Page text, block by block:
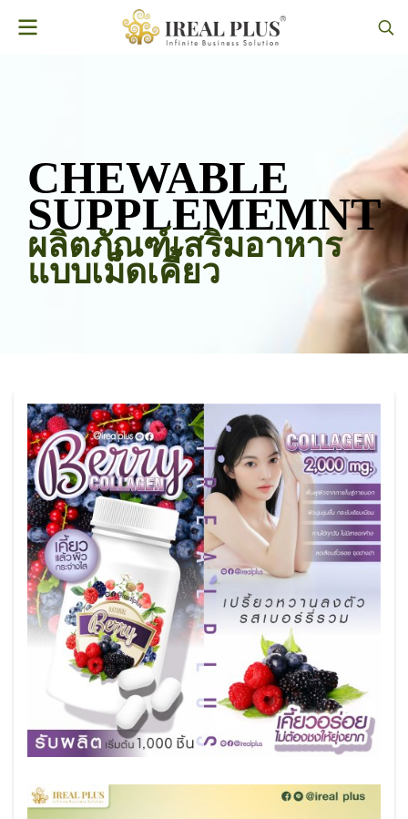
CHEWABLE
SUPPLEMEMNT
ผลิตภัณฑ์เสริมอาหาร
แบบเม็ดเคี้ยว